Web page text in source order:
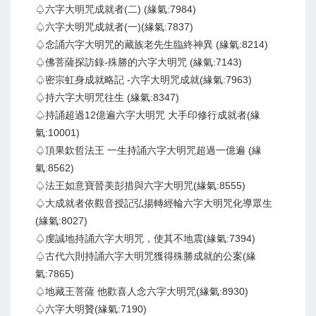
♤六字大明咒成就者(二) (緣氣:7984)
♤六字大明咒成就者(一)(緣氣:7837)
♤念誦六字大明咒的藏族老先生臨終神異 (緣氣:8214)
♤佛菩薩探訪錄-殊勝的六字大明咒 (緣氣:7143)
♤密宗虹身成就略記 -六字大明咒成就(緣氣:7963)
♤持六字大明咒往生 (緣氣:8347)
♤持誦超過12億遍六字大明咒 大手印修行成就者(緣
氣:10001)
♤頂果欽哲法王 一生持誦六字大明咒超過一億遍 (緣
氣:8562)
♤法王如意寶晉美彭措與六字大明咒(緣氣:8555)
♤大成就者依觀音授記弘揚轉經輪六字大明咒化導眾生
(緣氣:8027)
♤虔誠地持誦六字大明咒，使其不地震(緣氣:7394)
♤古代六則持誦六字大明咒獲得殊勝成就的公案(緣
氣:7865)
♤地藏王菩薩 他歡喜人念六字大明咒(緣氣:8930)
♤六字大明贊(緣氣:7190)